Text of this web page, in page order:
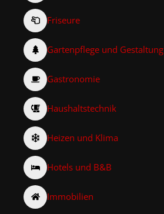
Friseure
Gartenpflege und Gestaltung
Gastronomie
Haushaltstechnik
Heizen und Klima
Hotels und B&B
Immobilien